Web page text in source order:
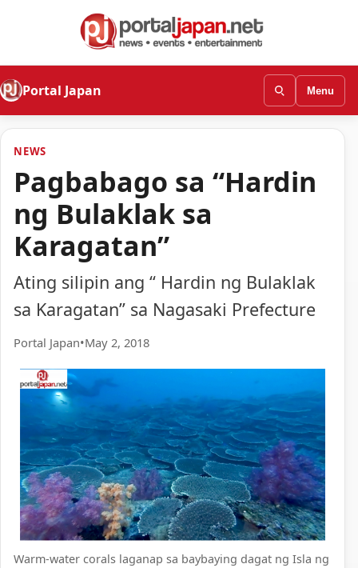
Portal Japan Menu
NEWS
Pagbabago sa “Hardin
ng Bulaklak sa
Karagatan”
Ating silipin ang “ Hardin ng Bulaklak
sa Karagatan” sa Nagasaki Prefecture
Portal Japan•May 2, 2018
Warm-water corals laganap sa baybaying dagat ng Isla ng